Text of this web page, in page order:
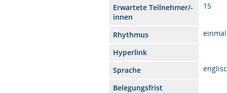
Erwartete Teilnehmer/-
innen
15
Rhythmus
Hyperlink
Sprache
Belegungsfrist